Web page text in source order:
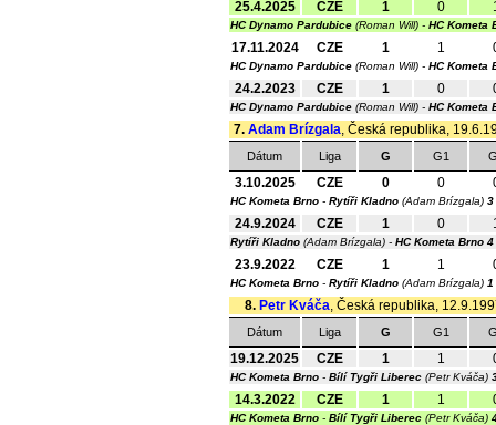
25.4.2025 CZE 1 0
HC Dynamo Pardubice (Roman Will) - HC Kometa
17.11.2024 CZE 1 1
HC Dynamo Pardubice (Roman Will) - HC Kometa
24.2.2023 CZE 1 0
HC Dynamo Pardubice (Roman Will) - HC Kometa
7. Adam Brízgala, Česká republika,
Dátum Liga G G1
3.10.2025 CZE 0 0
HC Kometa Brno - Rytíři Kladno (Adam Brízgala) 3
24.9.2024 CZE 1 0
Rytíři Kladno (Adam Brízgala) - HC Kometa Brno 4
23.9.2022 CZE 1 1
HC Kometa Brno - Rytíři Kladno (Adam Brízgala)
8. Petr Kváča, Česká republika,
Dátum Liga G G1
19.12.2025 CZE 1 1
HC Kometa Brno - Bílí Tygři Liberec (Petr Kváča)
14.3.2022 CZE 1 1
HC Kometa Brno - Bílí Tygři Liberec (Petr Kváča)